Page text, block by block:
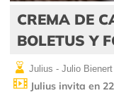
CREMA DE
BOLETUS Y
Julius - Julio Bienert
Julius invita en